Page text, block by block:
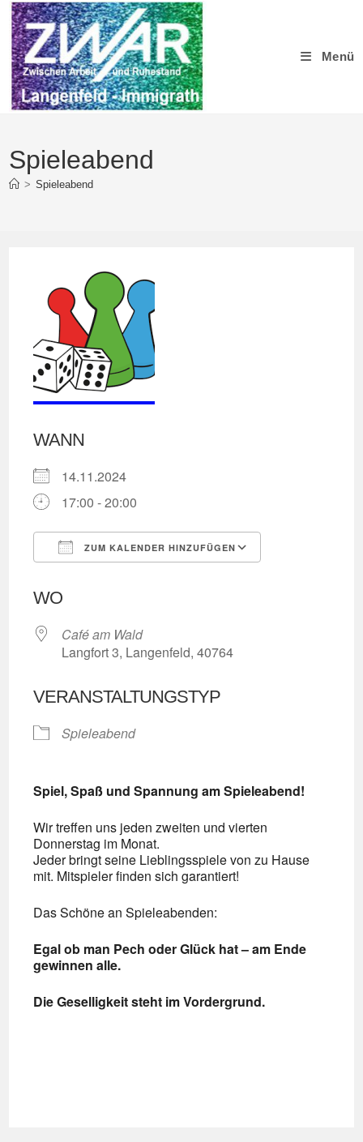
Zum
Inhalt
springen
Menü
Spieleabend
> Spieleabend
WANN
14.11.2024
17:00 - 20:00
ZUM KALENDER HINZUFÜGEN
WO
Café am Wald
Langfort 3, Langenfeld, 40764
VERANSTALTUNGSTYP
Spieleabend
Spiel, Spaß und Spannung am Spieleabend!
Wir treffen uns jeden zweiten und vierten
Donnerstag im Monat.
Jeder bringt seine Lieblingsspiele von zu Hause
mit. Mitspieler finden sich garantiert!
Das Schöne an Spieleabenden:
Egal ob man Pech oder Glück hat – am Ende
gewinnen alle.
Die Geselligkeit steht im Vordergrund.